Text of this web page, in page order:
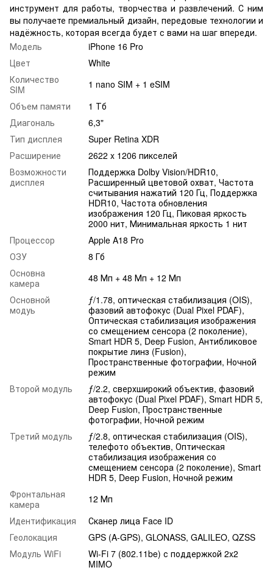
инструмент для работы, творчества и развлечений. С ним
вы получаете премиальный дизайн, передовые технологии и
надёжность, которая всегда будет с вами на шаг впереди.
Модель
iPhone 16 Pro
Цвет
White
Количество
SIM
1 nano SIM + 1 eSIM
Объем памяти
1 Тб
Диагональ
6,3"
Тип дисплея
Super Retina XDR
Расширение
2622 x 1206 пикселей
Возможности
дисплея
Поддержка Dolby Vision/HDR10,
Расширенный цветовой охват, Частота
считывания нажатий 120 Гц, Поддержка
HDR10, Частота обновления
изображения 120 Гц, Пиковая яркость
2000 нит, Минимальная яркость 1 нит
Процессор
Apple A18 Pro
ОЗУ
8 Гб
Основна
камера
48 Мп + 48 Мп + 12 Мп
Основной
модуь
ƒ/1.78, оптическая стабилизация (OIS),
фазовий автофокус (Dual Pixel PDAF),
Оптическая стабилизация изображения
со смещением сенсора (2 поколение),
Smart HDR 5, Deep Fusion, Антибликовое
покрытие линз (Fusion),
Пространственные фотографии, Ночной
режим
Второй модуль
ƒ/2.2, сверхширокий объектив, фазовий
автофокус (Dual Pixel PDAF), Smart HDR 5,
Deep Fusion, Пространственные
фотографии, Ночной режим
Третий модуль
ƒ/2.8, оптическая стабилизация (OIS),
телефото объектив, Оптическая
стабилизация изображения со
смещением сенсора (2 поколение), Smart
HDR 5, Deep Fusion, Ночной режим
Фронтальная
камера
12 Мп
Идентификация
Сканер лица Face ID
Геолокация
GPS (A-GPS), GLONASS, GALILEO, QZSS
Модуль WiFi
Wi-Fi 7 (802.11be) с поддержкой 2x2
MIMO